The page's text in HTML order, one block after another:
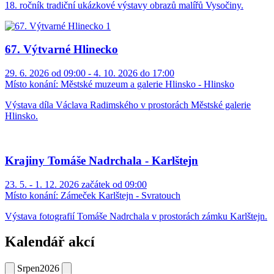
18. ročník tradiční ukázkové výstavy obrazů malířů Vysočiny.
67. Výtvarné Hlinecko
29. 6. 2026 od 09:00 - 4. 10. 2026 do 17:00
Místo konání: Městské muzeum a galerie Hlinsko - Hlinsko
Výstava díla Václava Radimského v prostorách Městské galerie
Hlinsko.
Krajiny Tomáše Nadrchala - Karlštejn
23. 5. - 1. 12. 2026 začátek od 09:00
Místo konání: Zámeček Karlštejn - Svratouch
Výstava fotografií Tomáše Nadrchala v prostorách zámku Karlštejn.
Kalendář akcí
Srpen2026